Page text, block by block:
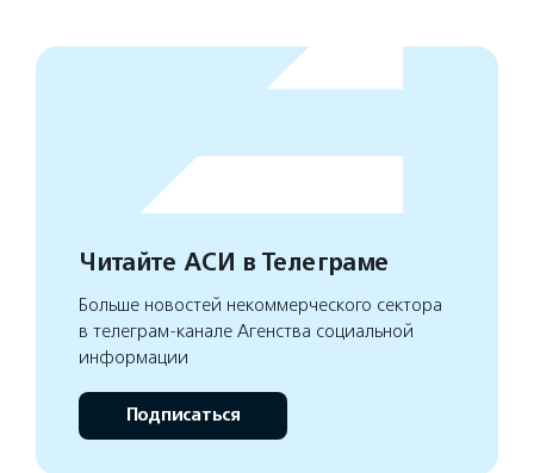
Читайте АСИ в Телеграме
Больше новостей некоммерческого сектора
в телеграм-канале Агенства социальной
информации
Подписаться